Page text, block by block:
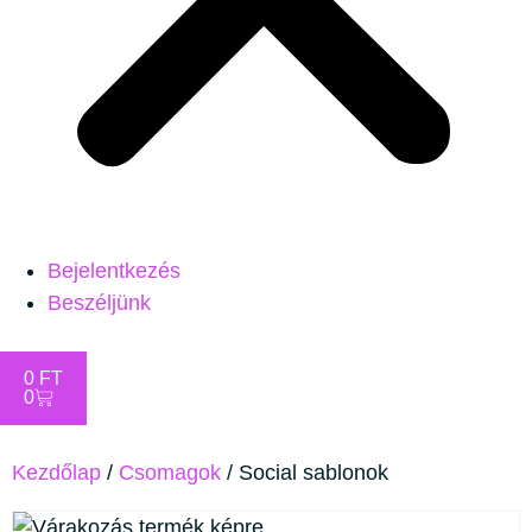
Bejelentkezés
Beszéljünk
0 FT
0
Kezdőlap / Csomagok / Social sablonok